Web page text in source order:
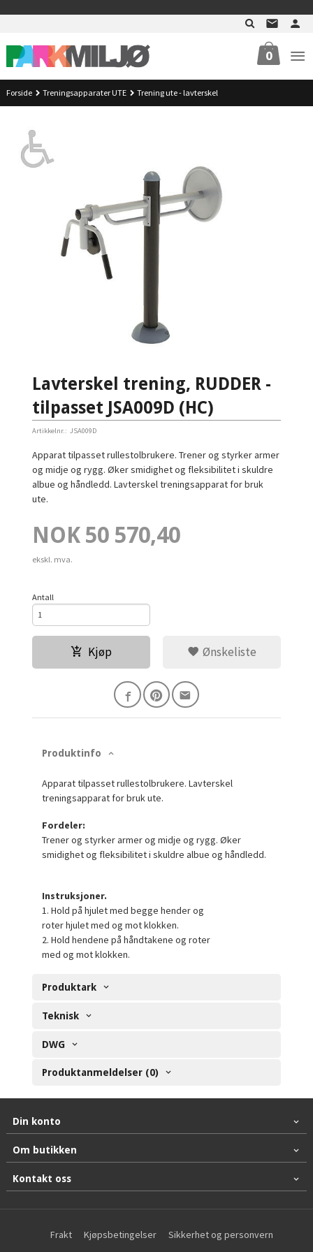
0
Forside Treningsapparater UTE Trening ute - lavterskel
Lavterskel trening, RUDDER -
tilpasset JSA009D (HC)
Artikkelnr.: JSA009D
Apparat tilpasset rullestolbrukere. Trener og styrker armer
og midje og rygg. Øker smidighet og fleksibilitet i skuldre
albue og håndledd. Lavterskel treningsapparat for bruk
ute.
Pris
NOK 50 570,40
ekskl. mva.
Antall
Kjøp Ønskeliste
Produktinfo
Apparat tilpasset rullestolbrukere. Lavterskel
treningsapparat for bruk ute.
Fordeler:
Trener og styrker armer og midje og rygg. Øker
smidighet og fleksibilitet i skuldre albue og håndledd.
Instruksjoner.
1. Hold på hjulet med begge hender og
roter hjulet med og mot klokken.
2. Hold hendene på håndtakene og roter
med og mot klokken.
Produktark
Teknisk
DWG
Produktanmeldelser (0)
Din konto
Om butikken
Kontakt oss
Frakt Kjøpsbetingelser Sikkerhet og personvern